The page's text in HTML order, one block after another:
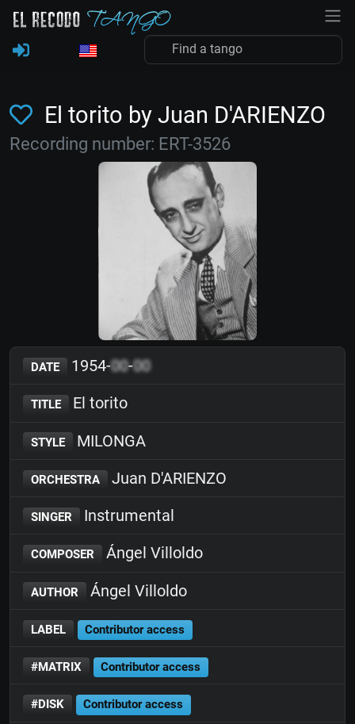
El torito by Juan D'ARIENZO
Recording number: ERT-3526
DATE 1954-00-00
TITLE El torito
STYLE MILONGA
ORCHESTRA Juan D'ARIENZO
SINGER Instrumental
COMPOSER Ángel Villoldo
AUTHOR Ángel Villoldo
LABEL Contributor access
#MATRIX Contributor access
#DISK Contributor access